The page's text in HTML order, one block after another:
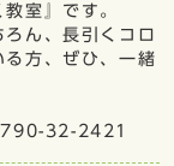
室』です。
ん、長引くコロ
方、ぜひ、一緒
32-2421